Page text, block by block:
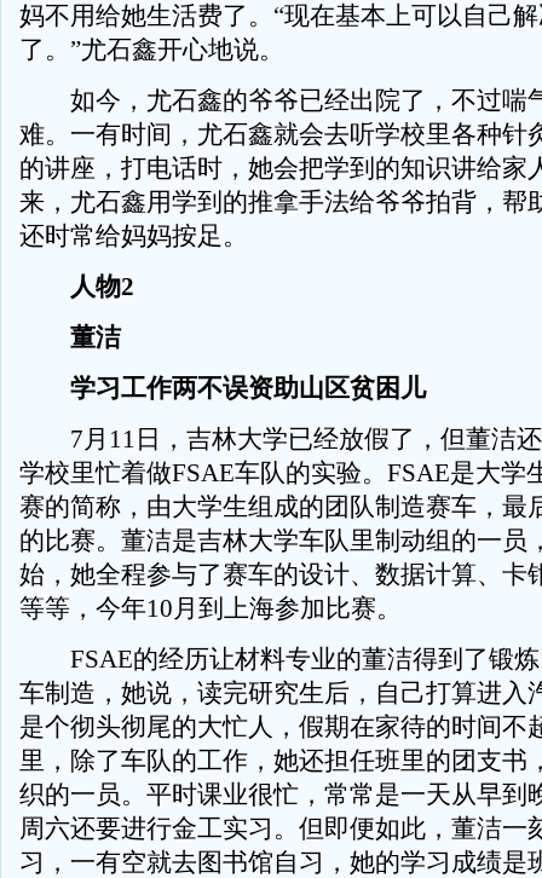
妈不用给她生活费了。“现在基本上可以自己
了。”尤石鑫开心地说。
如今，尤石鑫的爷爷已经出院了，不过喘
难。一有时间，尤石鑫就会去听学校里各种针
的讲座，打电话时，她会把学到的知识讲给家
来，尤石鑫用学到的推拿手法给爷爷拍背，帮
还时常给妈妈按足。
人物2
董洁
学习工作两不误资助山区贫困儿
7月11日，吉林大学已经放假了，但董洁
学校里忙着做FSAE车队的实验。FSAE是大学
赛的简称，由大学生组成的团队制造赛车，最
的比赛。董洁是吉林大学车队里制动组的一员
始，她全程参与了赛车的设计、数据计算、卡
等等，今年10月到上海参加比赛。
FSAE的经历让材料专业的董洁得到了锻炼
车制造，她说，读完研究生后，自己打算进入
是个彻头彻尾的大忙人，假期在家待的时间不
里，除了车队的工作，她还担任班里的团支书
织的一员。平时课业很忙，常常是一天从早到
周六还要进行金工实习。但即便如此，董洁一
习，一有空就去图书馆自习，她的学习成绩是